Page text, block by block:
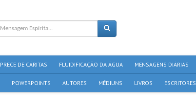
PRECE DE CÁRITAS FLUIDIFICAÇÃO DA ÁGUA MENSAGENS DIÁRIAS
POWERPOINTS AUTORES MÉDIUNS LIVROS ESCRITORES